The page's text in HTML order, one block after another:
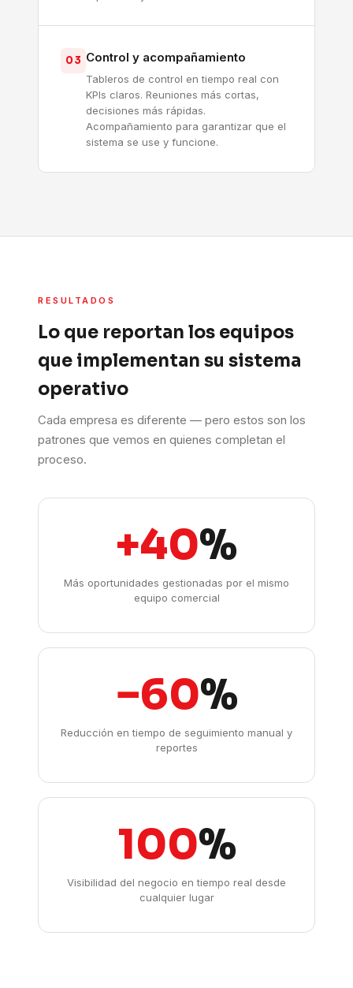
03 Control y acompañamiento
Tableros de control en tiempo real con
KPIs claros. Reuniones más cortas,
decisiones más rápidas.
Acompañamiento para garantizar que el
sistema se use y funcione.
RESULTADOS
Lo que reportan los equipos
que implementan su sistema
operativo
Cada empresa es diferente — pero estos son los
patrones que vemos en quienes completan el
proceso.
+40%
Más oportunidades gestionadas por el mismo
equipo comercial
−60%
Reducción en tiempo de seguimiento manual y
reportes
100%
Visibilidad del negocio en tiempo real desde
cualquier lugar